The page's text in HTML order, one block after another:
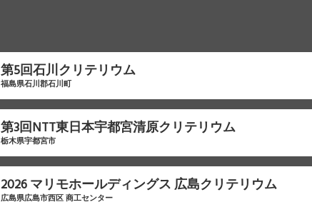
第5回石川クリテリウム
福島県石川郡石川町
第3回NTT東日本宇都宮清原クリテリウム
栃木県宇都宮市
2026 マリモホールディングス 広島クリテリウム
広島県広島市西区 商工センター